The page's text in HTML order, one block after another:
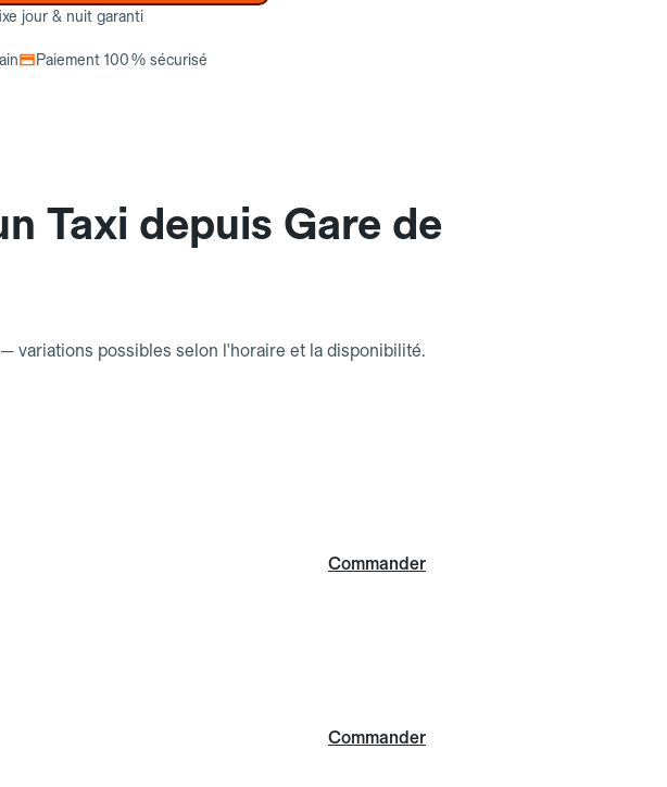
jour & nuit garanti
Paiement 100 % sécurisé
Taxi depuis Gare de
variations possibles selon l'horaire et la disponibilité.
Commander
Commander